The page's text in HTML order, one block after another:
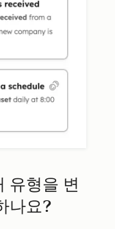
유형을 변
나요?